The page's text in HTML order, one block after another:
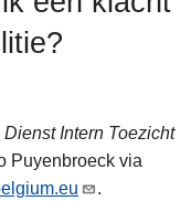
Dienst Intern Toezicht
Puyenbroeck via
.